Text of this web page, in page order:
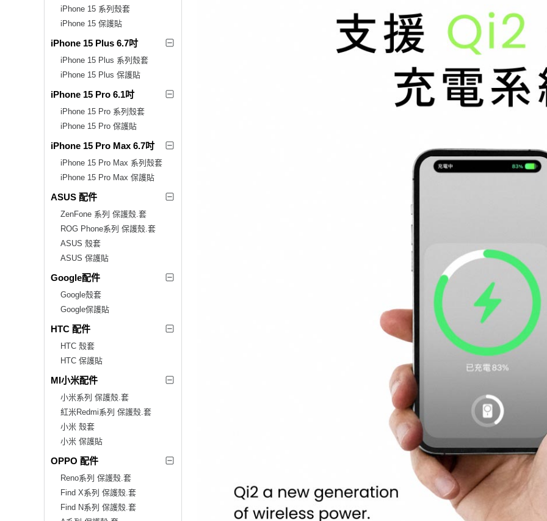
iPhone 15 系列殼套
iPhone 15 保護貼
iPhone 15 Plus 6.7吋
iPhone 15 Plus 系列殼套
iPhone 15 Plus 保護貼
iPhone 15 Pro 6.1吋
iPhone 15 Pro 系列殼套
iPhone 15 Pro 保護貼
iPhone 15 Pro Max 6.7吋
iPhone 15 Pro Max 系列殼套
iPhone 15 Pro Max 保護貼
ASUS 配件
ZenFone 系列 保護殼.套
ROG Phone系列 保護殼.套
ASUS 殼套
ASUS 保護貼
Google配件
Google殼套
Google保護貼
HTC 配件
HTC 殼套
HTC 保護貼
MI小米配件
小米系列 保護殼.套
紅米Redmi系列 保護殼.套
小米 殼套
小米 保護貼
OPPO 配件
Reno系列 保護殼.套
Find X系列 保護殼.套
Find N系列 保護殼.套